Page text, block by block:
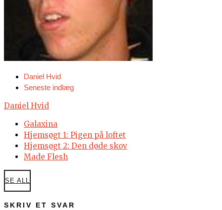
Daniel Hvid
Seneste indlæg
Daniel Hvid
Galaxina
Hjemsøgt 1: Pigen på loftet
Hjemsøgt 2: Den døde skov
Made Flesh
SE ALL
SKRIV ET SVAR